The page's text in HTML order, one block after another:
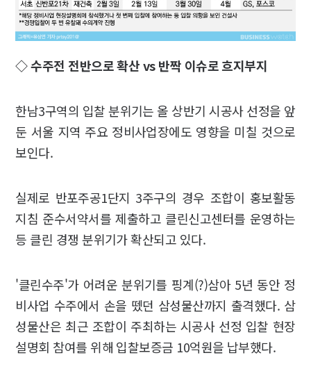
◇ 수주전 전반으로 확산 vs 반짝 이슈로 흐지부지
한남3구역의 입찰 분위기는 올 상반기 시공사 선정을 앞
둔 서울 지역 주요 정비사업장에도 영향을 미칠 것으로
보인다.
실제로 반포주공1단지 3주구의 경우 조합이 홍보활동
지침 준수서약서를 제출하고 클린신고센터를 운영하는
등 클린 경쟁 분위기가 확산되고 있다.
'클린수주'가 어려운 분위기를 핑계(?)삼아 5년 동안 정
비사업 수주에서 손을 뗐던 삼성물산까지 출격했다. 삼
성물산은 최근 조합이 주최하는 시공사 선정 입찰 현장
설명회 참여를 위해 입찰보증금 10억원을 납부했다.